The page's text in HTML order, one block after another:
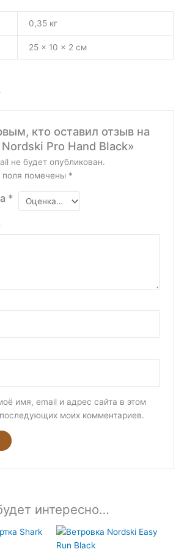
0,35 кг
25 × 10 × 2 см
кто оставил отзыв на
Pro Hand Black»
не будет опубликован.
поля помечены *
*
имя, email и адрес сайта в этом
моих комментариев.
интересно…